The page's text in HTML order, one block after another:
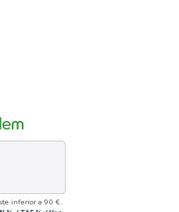
inferior a 90 €.